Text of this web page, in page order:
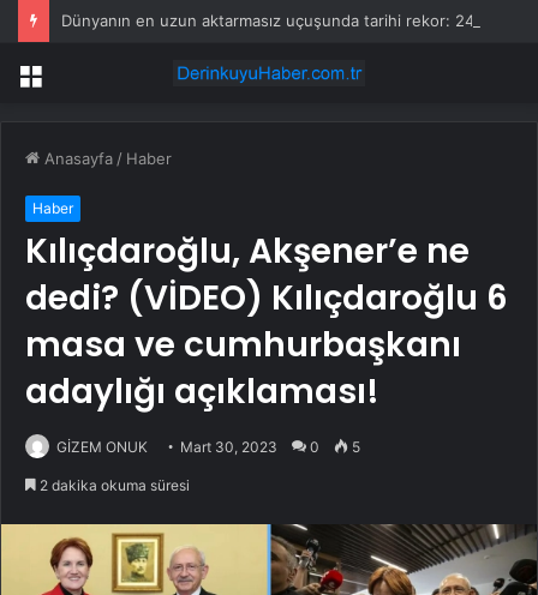
Menü
Anasayfa / Haber
Haber
Kılıçdaroğlu, Akşener’e ne
dedi? (VİDEO) Kılıçdaroğlu 6
masa ve cumhurbaşkanı
adaylığı açıklaması!
GİZEM ONUK Mart 30, 2023 0 5
2 dakika okuma süresi